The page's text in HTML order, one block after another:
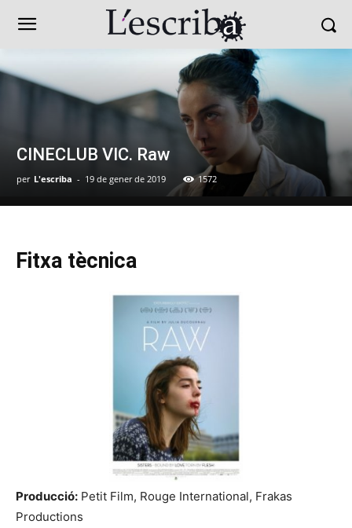
CINECLUB VIC. Raw
per L'escriba - 19 de gener de 2019 1572
Fitxa tècnica
Producció: Petit Film, Rouge International, Frakas
Productions